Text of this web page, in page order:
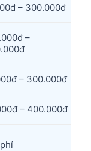
– 300.000đ
–
– 300.000đ
– 400.000đ